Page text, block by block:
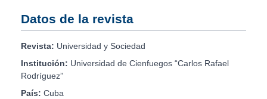
Datos de la revista
Revista: Universidad y Sociedad
Institución: Universidad de Cienfuegos “Carlos Rafael
Rodríguez”
País: Cuba